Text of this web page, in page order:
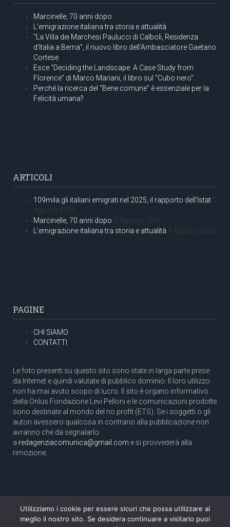
Marcinelle, 70 anni dopo
L’emigrazione italiana tra storia e attualità
“La Villa dei Marchesi Paulucci di Calboli, Residenza
d’Italia a Berna”, il nuovo libro dell’Ambasciatore Gaetano
Cortese
Esce “Deciding the Landscape. A Case Study from
Florence” di Marco Mariani, il libro sul “Cubo nero”
Perché la ricerca del “Bene comune” è essenziale per la
Felicità umana?
ARTICOLI
109mila gli italiani emigrati nel 2025, il rapporto dell’Istat 5
Agosto 2026
Marcinelle, 70 anni dopo 5 Agosto 2026
L’emigrazione italiana tra storia e attualità 1 Agosto 2026
PAGINE
CHI SIAMO
CONTATTI
Le foto presenti su questo sito sono state in larga parte prese
da Internet e quindi valutate di pubblico dominio. Il loro utilizzo
non ha mai avuto scopo di lucro. Il sito è organo informativo
della Onlus Fondazione Levi Pelloni e le comunicazioni prodotte
sono destinate al mondo del no profit (ETS). Se i soggetti o gli
autori avessero qualcosa in contrario alla pubblicazione non
avranno che da segnalarlo
a redagenziacomunica@gmail.com e si provvederà alla
rimozione.
Copyright 2003 com.unica - Tutti i diritti riservati
Aut. Tribunale di Roma N. 466/2003 dell'11/11/2003
Utilizziamo i cookie per essere sicuri che possa utilizzare al
meglio il nostro sito. Se desidera continuare a visitarlo puoi